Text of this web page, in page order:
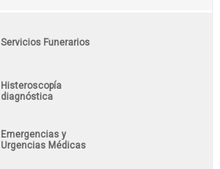
Servicios Funerarios
Histeroscopía
diagnóstica
Emergencias y
Urgencias Médicas